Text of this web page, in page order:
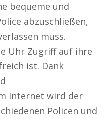
bequeme und
abzuschließen,
muss.
Uhr Zugriff auf ihre
ist. Dank
Internet wird der
Policen und